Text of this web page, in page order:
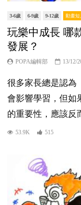
3-6歲 6-9歲 9-12歲 動畫短
玩樂中成長 哪
發展？
POPA編輯部 13/12/
很多家長總是認為
會影響學習，但如
的重要性，應該反
53.9K 515